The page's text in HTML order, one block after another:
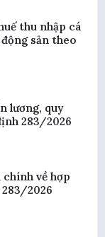
thu nhập cá
sản theo
lương, quy
283/2026
về hợp
2026